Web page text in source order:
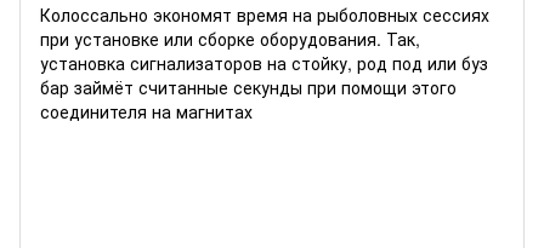
Колоссально экономят время на рыболовных сессиях
при установке или сборке оборудования. Так,
установка сигнализаторов на стойку, род под или буз
бар займёт считанные секунды при помощи этого
соединителя на магнитах